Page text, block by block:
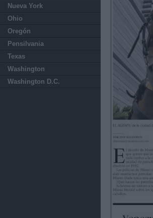
Nueva York
Ohio
Oregón
Pensilvania
Texas
Washington
Washington D.C.